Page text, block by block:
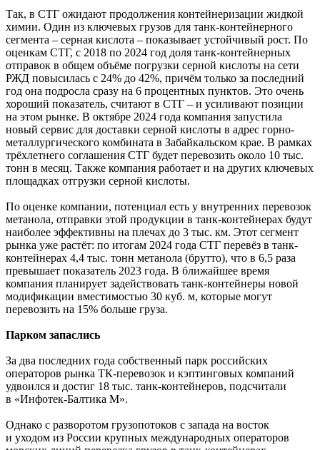
Так, в СТГ ожидают продолжения контейнеризации жидкой
химии. Один из ключевых грузов для танк-контейнерного
сегмента – серная кислота – показывает устойчивый рост. По
оценкам СТГ, с 2018 по 2024 год доля танк-контейнерных
отправок в общем объёме погрузки серной кислоты на сети
РЖД повысилась с 24% до 42%, причём только за последний
год она подросла сразу на 6 процентных пунктов. Это очень
хороший показатель, считают в СТГ – и усиливают позиции
на этом рынке. В октябре 2024 года компания запустила
новый сервис для доставки серной кислоты в адрес горно-
металлургического комбината в Забайкальском крае. В рамках
трёхлетнего соглашения СТГ будет перевозить около 10 тыс.
тонн в месяц. Также компания работает и на других ключевых
площадках отгрузки серной кислоты.
По оценке компании, потенциал есть у внутренних перевозок
метанола, отправки этой продукции в танк-контейнерах будут
наиболее эффективны на плечах до 3 тыс. км. Этот сегмент
рынка уже растёт: по итогам 2024 года СТГ перевёз в танк-
контейнерах 4,4 тыс. тонн метанола (брутто), что в 6,5 раза
превышает показатель 2023 года. В ближайшее время
компания планирует ­задействовать танк-контейнеры новой
модификации вместимостью 30 куб. м, которые могут
перевозить на 15% больше груза.
Парком запаслись
За два последних года собственный парк российских
операторов рынка ТК-перевозок и кэптинговых компаний
удвоился и достиг 18 тыс. танк-контейнеров, подсчитали
в «Инфотек-Балтика М».
Однако с разворотом грузопотоков с запада на восток
и уходом из России крупных международных операторов